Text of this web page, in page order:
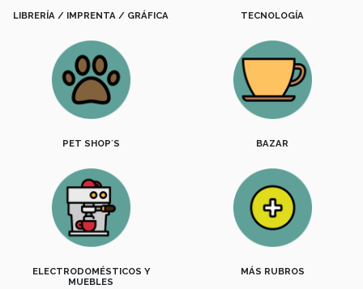
LIBRERÍA / IMPRENTA / GRÁFICA TECNOLOGÍA
PET SHOP´S BAZAR
ELECTRODOMÉSTICOS Y
MUEBLES
MÁS RUBROS